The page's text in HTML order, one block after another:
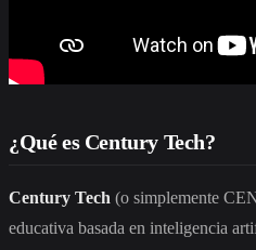
¿Qué es Century Tech?
Century Tech (o simplemente
educativa basada en inteligencia